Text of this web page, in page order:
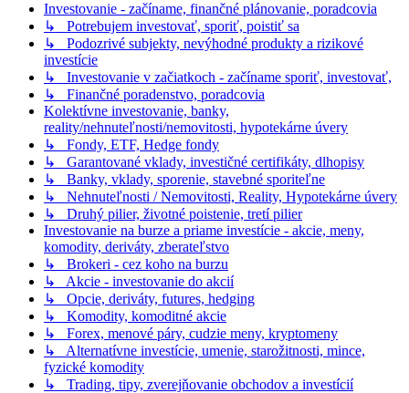
Investovanie - začíname, finančné plánovanie, poradcovia
↳ Potrebujem investovať, sporiť, poistiť sa
↳ Podozrivé subjekty, nevýhodné produkty a rizikové
investície
↳ Investovanie v začiatkoch - začíname sporiť, investovať,
↳ Finančné poradenstvo, poradcovia
Kolektívne investovanie, banky,
reality/nehnuteľnosti/nemovitosti, hypotekárne úvery
↳ Fondy, ETF, Hedge fondy
↳ Garantované vklady, investičné certifikáty, dlhopisy
↳ Banky, vklady, sporenie, stavebné sporiteľne
↳ Nehnuteľnosti / Nemovitosti, Reality, Hypotekárne úvery
↳ Druhý pilier, životné poistenie, tretí pilier
Investovanie na burze a priame investície - akcie, meny,
komodity, deriváty, zberateľstvo
↳ Brokeri - cez koho na burzu
↳ Akcie - investovanie do akcií
↳ Opcie, deriváty, futures, hedging
↳ Komodity, komoditné akcie
↳ Forex, menové páry, cudzie meny, kryptomeny
↳ Alternatívne investície, umenie, starožitnosti, mince,
fyzické komodity
↳ Trading, tipy, zverejňovanie obchodov a investícií